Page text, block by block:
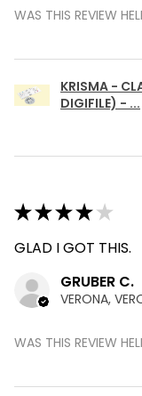
WAS THIS REVIEW
KRISMA -
DIGIFILE) - ...
★★★★ ★
GLAD I GOT THIS.
GRUBER C.
VERONA,
WAS THIS REVIEW